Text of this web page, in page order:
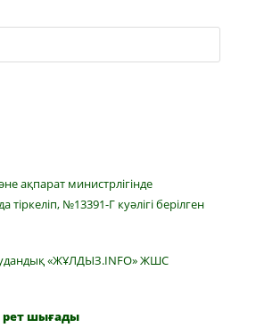
ақпарат министрлігінде
№13391-Г куәлігі берілген
«ЖҰЛДЫЗ.INFO» ЖШС
рет шығады